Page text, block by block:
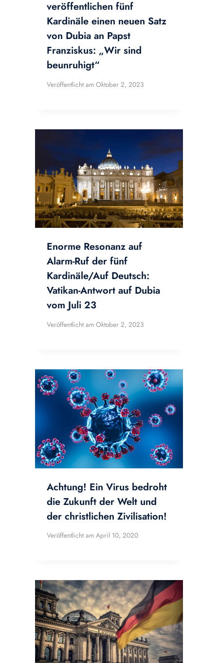
veröffentlichen fünf
Kardinäle einen neuen Satz
von Dubia an Papst
Franziskus: „Wir sind
beunruhigt“
Veröffentlicht am Oktober 2, 2023
Enorme Resonanz auf
Alarm-Ruf der fünf
Kardinäle/Auf Deutsch:
Vatikan-Antwort auf Dubia
vom Juli 23
Veröffentlicht am Oktober 2, 2023
Achtung! Ein Virus bedroht
die Zukunft der Welt und
der christlichen Zivilisation!
Veröffentlicht am April 10, 2020